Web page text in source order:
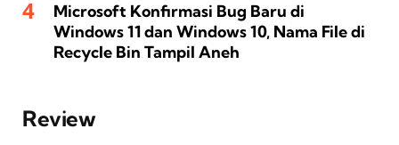
Microsoft Konfirmasi Bug Baru di
Windows 11 dan Windows 10, Nama File di
Recycle Bin Tampil Aneh
Review